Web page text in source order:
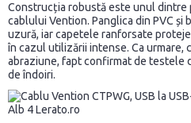
Construcția robustă este unul dintre
cablului Vention. Panglica din PVC și
uzură, iar capetele ranforsate
în cazul utilizării intense. Ca urmare,
abraziune, fapt confirmat de testele
de îndoiri.